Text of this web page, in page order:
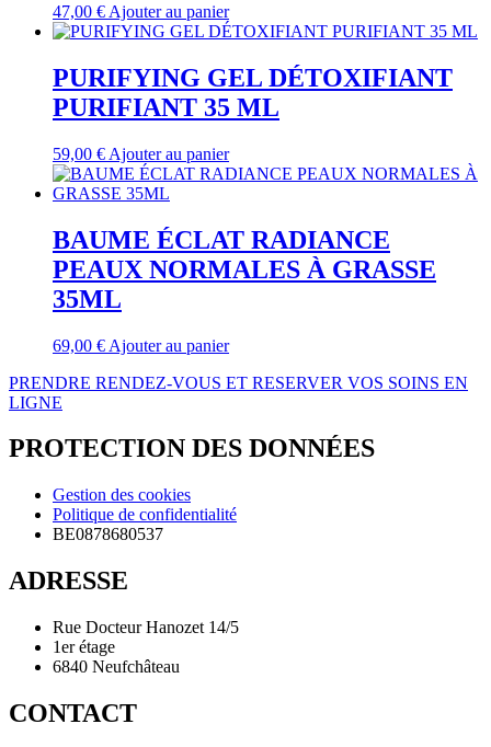
47,00 € Ajouter au panier
PURIFYING GEL DÉTOXIFIANT
PURIFIANT 35 ML
59,00 € Ajouter au panier
BAUME ÉCLAT RADIANCE
PEAUX NORMALES À GRASSE
35ML
69,00 € Ajouter au panier
PRENDRE RENDEZ-VOUS ET RESERVER VOS SOINS EN
LIGNE
PROTECTION DES DONNÉES
Gestion des cookies
Politique de confidentialité
BE0878680537
ADRESSE
Rue Docteur Hanozet 14/5
1er étage
6840 Neufchâteau
CONTACT